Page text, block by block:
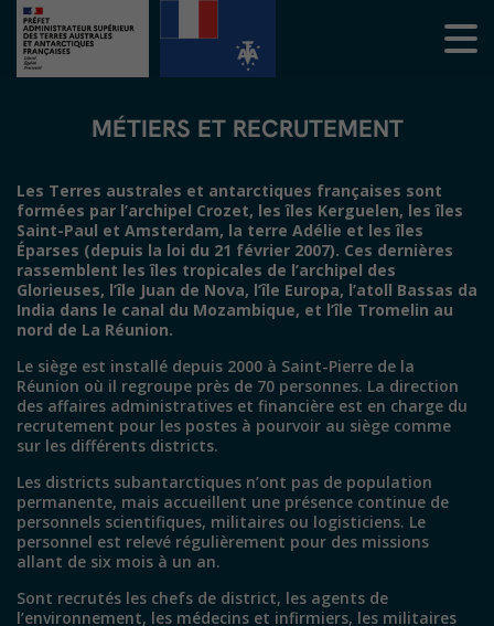
MÉTIERS ET RECRUTEMENT
Les Terres australes et antarctiques françaises sont
formées par l’archipel Crozet, les îles Kerguelen, les îles
Saint-Paul et Amsterdam, la terre Adélie et les îles
Éparses (depuis la loi du 21 février 2007). Ces dernières
rassemblent les îles tropicales de l’archipel des
Glorieuses, l’île Juan de Nova, l’île Europa, l’atoll Bassas da
India dans le canal du Mozambique, et l’île Tromelin au
nord de La Réunion.
Le siège est installé depuis 2000 à Saint-Pierre de la
Réunion où il regroupe près de 70 personnes. La direction
des affaires administratives et financière est en charge du
recrutement pour les postes à pourvoir au siège comme
sur les différents districts.
Les districts subantarctiques n’ont pas de population
permanente, mais accueillent une présence continue de
personnels scientifiques, militaires ou logisticiens. Le
personnel est relevé régulièrement pour des missions
allant de six mois à un an.
Sont recrutés les chefs de district, les agents de
l’environnement, les médecins et infirmiers, les militaires